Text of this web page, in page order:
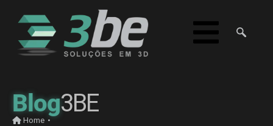
Blog3BE
Home •